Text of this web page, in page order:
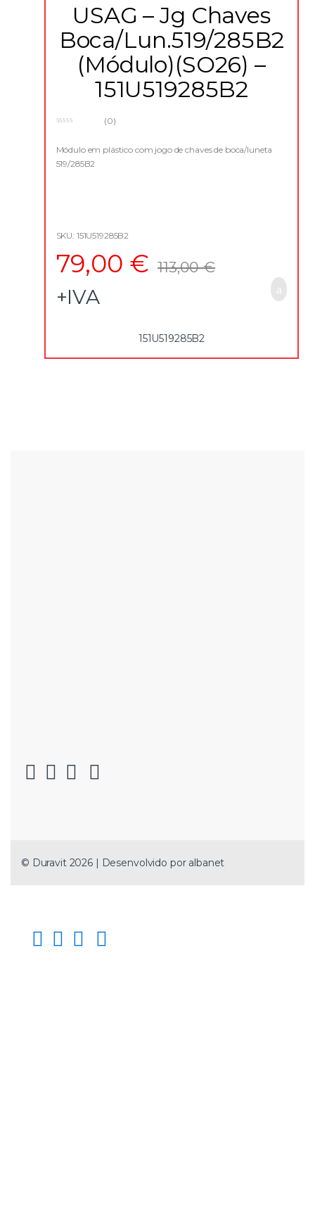
USAG – Jg Chaves
Boca/Lun.519/285B2
(Módulo)(SO26) –
151U519285B2
u
o
(0)
Módulo em plástico com jogo de chaves de boca/luneta
519/285B2
SKU: 151U519285B2
79,00 € 113,00€
+IVA
151U519285B2
© Duravit 2026 | Desenvolvido por albanet